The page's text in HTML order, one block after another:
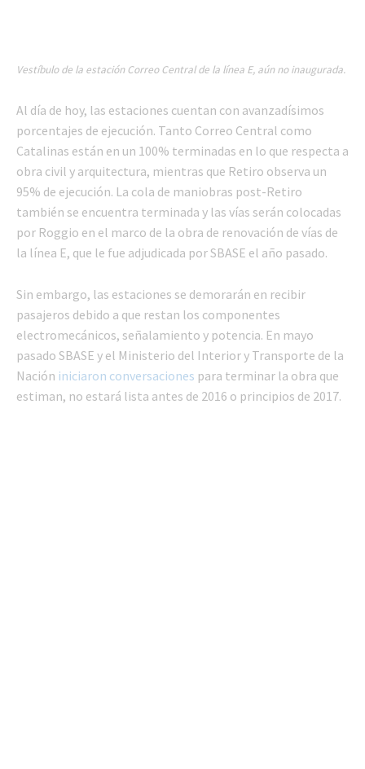
Vestíbulo de la estación Correo Central de la línea E, aún no inaugurada.
Al día de hoy, las estaciones cuentan con avanzadísimos
porcentajes de ejecución. Tanto Correo Central como
Catalinas están en un 100% terminadas en lo que respecta a
obra civil y arquitectura, mientras que Retiro observa un
95% de ejecución. La cola de maniobras post-Retiro
también se encuentra terminada y las vías serán colocadas
por Roggio en el marco de la obra de renovación de vías de
la línea E, que le fue adjudicada por SBASE el año pasado.
Sin embargo, las estaciones se demorarán en recibir
pasajeros debido a que restan los componentes
electromecánicos, señalamiento y potencia. En mayo
pasado SBASE y el Ministerio del Interior y Transporte de la
Nación iniciaron conversaciones para terminar la obra que
estiman, no estará lista antes de 2016 o principios de 2017.